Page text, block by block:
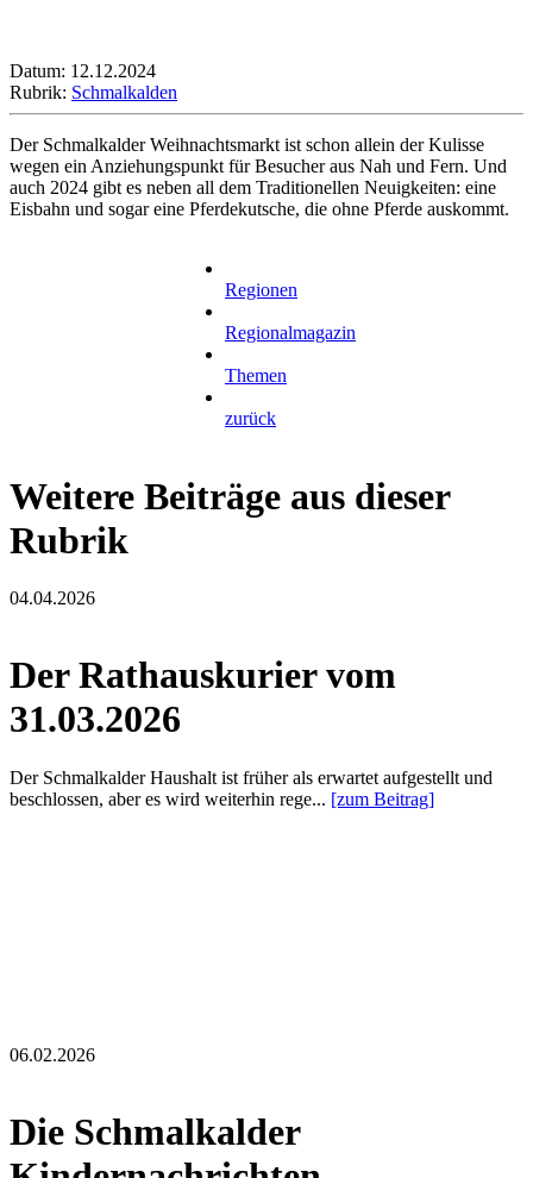
Datum: 12.12.2024
Rubrik: Schmalkalden
Der Schmalkalder Weihnachtsmarkt ist schon allein der Kulisse
wegen ein Anziehungspunkt für Besucher aus Nah und Fern. Und
auch 2024 gibt es neben all dem Traditionellen Neuigkeiten: eine
Eisbahn und sogar eine Pferdekutsche, die ohne Pferde auskommt.
Regionen
Regionalmagazin
Themen
zurück
Weitere Beiträge aus dieser
Rubrik
04.04.2026
Der Rathauskurier vom
31.03.2026
Der Schmalkalder Haushalt ist früher als erwartet aufgestellt und
beschlossen, aber es wird weiterhin rege... [zum Beitrag]
06.02.2026
Die Schmalkalder